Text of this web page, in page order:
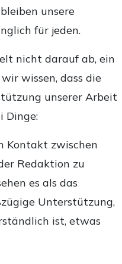
unsere
für jeden.
nicht darauf ab, ein
wissen, dass die
unserer Arbeit
Dinge:
Kontakt zwischen
Redaktion zu
es als das
Unterstützung,
ist, etwas